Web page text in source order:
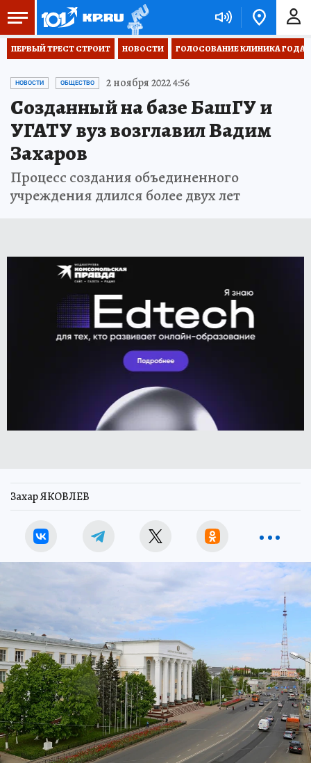
ПЕРВЫЙ ТРЕСТ СТРОИТ НОВОСТИ ГОЛОСОВАНИЕ КЛИНИКА ГОДА
НОВОСТИ ОБЩЕСТВО 2 ноября 2022 4:56
Созданный на базе БашГУ и
УГАТУ вуз возглавил Вадим
Захаров
Процесс создания объединенного
учреждения длился более двух лет
Захар ЯКОВЛЕВ